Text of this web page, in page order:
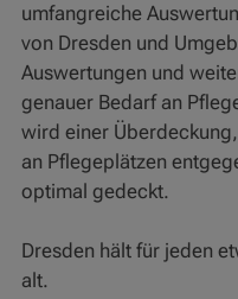
umfangreiche
von Dresden und
Auswertungen und
genauer Bedarf an
wird einer
an Pflegeplätzen
optimal gedeckt.
Dresden hält für jeden
alt.